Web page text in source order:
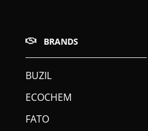
BRANDS
BUZIL
ECOCHEM
FATO